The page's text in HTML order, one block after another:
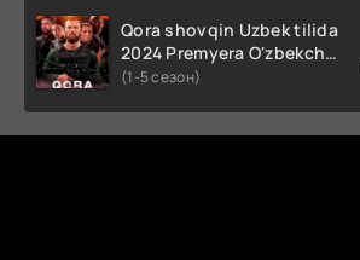
Qora shovqin Uzbek tilida
2024 Premyera O'zbekcha
tarjima kino HD skachat
(1-5 сезон)